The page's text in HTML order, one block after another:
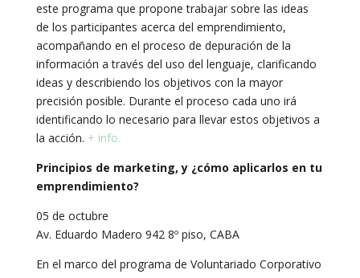
este programa que propone trabajar sobre las ideas
de los participantes acerca del emprendimiento,
acompañando en el proceso de depuración de la
información a través del uso del lenguaje, clarificando
ideas y describiendo los objetivos con la mayor
precisión posible. Durante el proceso cada uno irá
identificando lo necesario para llevar estos objetivos a
la acción. + info.
Principios de marketing, y ¿cómo aplicarlos en tu
emprendimiento?
05 de octubre
Av. Eduardo Madero 942 8º piso, CABA
En el marco del programa de Voluntariado Corporativo